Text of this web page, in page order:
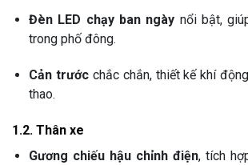
Đèn LED chạy ban ngày nổi bật,
trong phố đông.
Cản trướcchắc chắn, thiết kế khí
thao.
1.2. Thân xe
Gương chiếu hậu chỉnh điện, tích